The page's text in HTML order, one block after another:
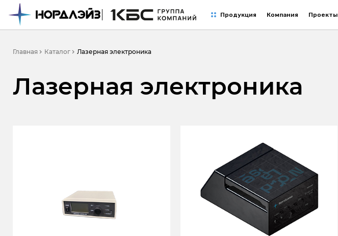
Продукция Компания Проекты
Главная Каталог Лазерная электроника
Лазерная электроника